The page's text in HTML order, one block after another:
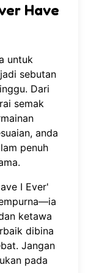
Have
untuk
sebutan
Dari
semak
anda
penuh
I Ever'
ketawa
dibina
Jangan
pada